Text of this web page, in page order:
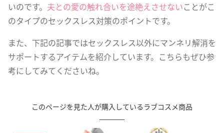
いのです。 夫との愛の触れ合いを途絶えさせないことがこ
のタイプのセックスレス対策のポイントです。
また、下記の記事ではセックスレス以外にマンネリ解消を
サポートするアイテムを紹介しています。こちらもぜひ参
考にしてみてくださいね。
このページを見た人が購入しているラブコスメ商品